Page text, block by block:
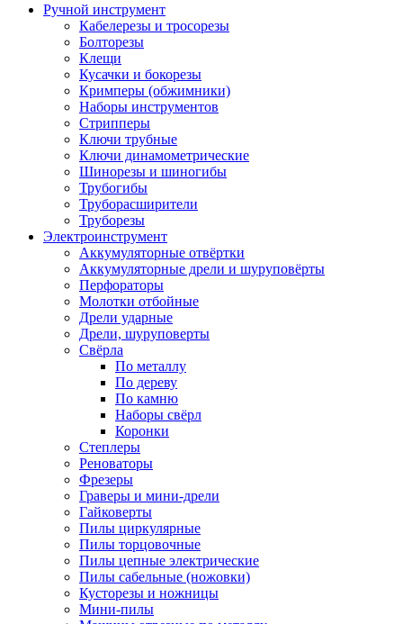
Ручной инструмент
Кабелерезы и тросорезы
Болторезы
Клещи
Кусачки и бокорезы
Кримперы (обжимники)
Наборы инструментов
Стрипперы
Ключи трубные
Ключи динамометрические
Шинорезы и шиногибы
Трубогибы
Труборасширители
Труборезы
Электроинструмент
Аккумуляторные отвёртки
Аккумуляторные дрели и шуруповёрты
Перфораторы
Молотки отбойные
Дрели ударные
Дрели, шуруповерты
Свёрла
По металлу
По дереву
По камню
Наборы свёрл
Коронки
Степлеры
Реноваторы
Фрезеры
Граверы и мини-дрели
Гайковерты
Пилы циркулярные
Пилы торцовочные
Пилы цепные электрические
Пилы сабельные (ножовки)
Кусторезы и ножницы
Мини-пилы